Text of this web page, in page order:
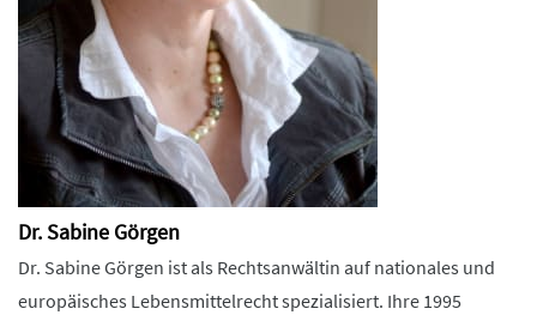
Dr. Sabine Görgen
Dr. Sabine Görgen ist als Rechtsanwältin auf nationales und
europäisches Lebensmittelrecht spezialisiert. Ihre 1995